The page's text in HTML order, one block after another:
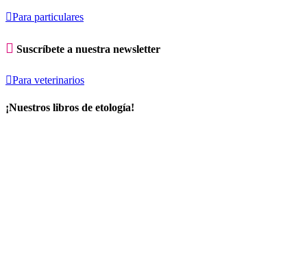
Para particulares
 Suscríbete a nuestra newsletter
Para veterinarios
¡Nuestros libros de etología!